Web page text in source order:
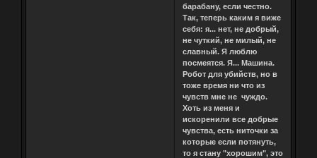
барабану, если честно.
Так, теперь каким я виже
себя: я... нет, не добрый,
не чуткий, не милый, не
славный. Я люблю
посмеятся. Я... Машина.
Робот для убийств, но в
тоже время ни что из
чувств мне не чуждо.
Хоть из меня и
искоренили все добрые
чувства, есть ниточки за
которые если потянуть,
то я стану "хорошим", это